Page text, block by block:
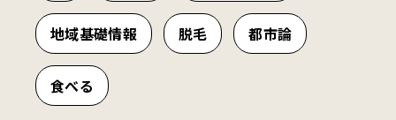
地域基礎情報 脱毛 都市論
食べる